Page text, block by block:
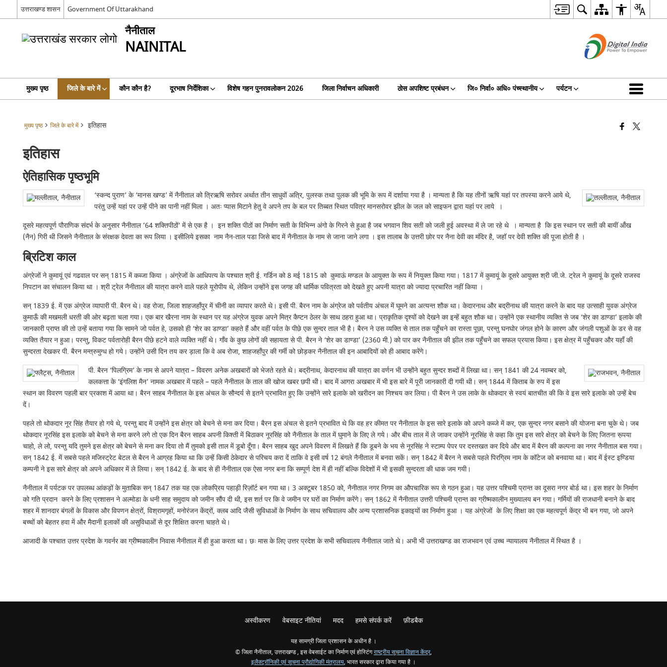
उत्तराखण्ड शासन Government Of Uttarakhand
नैनीताल
NAINITAL
मुख्य पृष्ठ जिले के बारे में कौन कौन है? दूरभाष निर्देशिका विशेष गहन पुनरावलोकन 2026 जिला निर्वाचन अधिकारी ठोस अपशिष्ट प्रबंधन जि० निर्वा० अधि० पंच्स्थानीय पर्यटन
मुख्य पृष्ठ जिले के बारे में इतिहास
इतिहास
ऐतिहासिक पृष्ठभूमि
‘स्कन्द पुराण’ के ‘मानस खण्ड’ में नैनीताल को त्रिऋषि सरोवर अर्थात तीन साधुवों अत्रि, पुलस्क तथा पुलक की भूमि के रूप में दर्शाया गया है । मान्यता है कि यह तीनों ऋषि यहां पर तपस्या करने आये थे,
परंतु उन्हें यहां पर उन्हें पीने का पानी नहीं मिला । अतः प्यास मिटाने हेतु वे अपने तप के बल पर तिब्बत स्थित पवित्र मानसरोवर झील के जल को साइफन द्वारा यहांं पर लाये ।
दूसरे महत्वपूर्ण पौराणिक संदर्भ के अनुसार नैनीताल ’64 शक्तिपीठों’ में से एक है । इन शक्ति पीठों का निर्माण सती के विभिन्न अंगो के गिरने से हुआ है जब भगवान शिव सती को जली हुई अवस्था में ले जा रहे थे । मान्यता है कि इस स्थान पर सती की बायीं ऑंंख
(नैन) गिरी थी जिसने नैनीताल के संरक्षक देवता का रूप लिया । इसीलिये इसका नाम नैन-ताल पडा जिसे बाद में नैनीताल के नाम से जाना जाने लगा । इस तालाब केे उत्तरी छोर पर नैना देवी का मंदिर है, जहॉ पर देवी शक्ति की पूजा होती है ।
ब्रिटिश काल
अंग्रेजों ने कुमायूं एवं गढवाल पर सन् 1815 में कब्जा किया । अंग्रेजों के आधिपत्य के पश्चात श्री ई. गर्डिन को 8 मई 1815 को कुमाऊं मण्डल के आयुक्त के रूप में नियुक्त किया गया। 1817 में कुमायूं के दूसरे आयुक्त श्री जी.जे. ट्रेल ने कुमायूं के दूसरे राजस्व
निपटान का संचालन किया था । श्री ट्रेल नैनीताल की यात्रा करने वाले पहले यूरोपीय थे, लेकिन उन्होंने इस जगह की धार्मिक पवित्रता को देखते हुए अपनी यात्रा को ज्यादा प्रचारित नहीं किया ।
सन् 1839 ई. में एक अंग्रेज व्यापारी पी. बैरन थे। वह रोजा, जिला शाहजहाँपुर में चीनी का व्यापार करते थे। इसी पी. बैरन नाम के अंग्रेज को पर्वतीय अंचल में घूमने का अत्यन्त शौक था। केदारनाथ और बद्रीनाथ की यात्रा करने के बाद यह उत्साही युवक अंग्रेज
कुमाऊँ की मखमली धरती की ओर बढ़ता चला गया। एक बार खैरना नाम के स्थान पर यह अंग्रेज युवक अपने मित्र कैप्टन ठेलर के साथ ठहरा हुआ था। प्राकृतिक दृश्यों को देखने का इन्हें बहुत शौक था। उन्होंने एक स्थानीय व्यक्ति से जब ‘शेर का डाण्डा’ इलाके की
जानकारी प्राप्त की तो उन्हें बताया गया कि सामने जो पर्वत हे, उसको ही ‘शेर का डाण्डा’ कहते हैं और वहीं पर्वत के पीछे एक सुन्दर ताल भी है। बैरन ने उस व्यक्ति से ताल तक पहुँचने का रास्ता पूछा, परन्तु घनघोर जंगल होने के कारण और जंगली पशुओं के डर से वह
व्यक्ति तैयार न हुआ। परन्तु, विकट पर्वतारोही बैरन पीछे हटने वाले व्यक्ति नहीं थे। गाँव के कुछ लोगों की सहायता से पी. बैरन ने ‘शेर का डाण्डा’ (2360 मी.) को पार कर नैनीताल की झील तक पहुँचने का सफल प्रयास किया। इस क्षेत्र में पहुँचकर और यहाँ की
सुन्दरता देखकर पी. बैरन मन्त्रुमुग्ध हो गये। उन्होंने उसी दिन तय कर ड़ाला कि वे अब रोजा, शाहजहाँपुर की गर्मी को छोड़कर नैनीताल की इन आबादियों को ही आबाद करेंगे।
पी. बैरन ‘पिलग्रिम’ के नाम से अपने यात्रा – विवरण अनेक अखबारों को भेजते रहते थे। बद्रीनाथ, केदारनाथ की यात्रा का वर्णन भी उन्होंने बहुत सुन्दर शब्दों में लिखा था। सन् 1841 की 24 नवम्बर को,
कलकत्ता के ‘इंगलिश मैन’ नामक अखबार में पहले – पहले नैनीताल के ताल की खोज खबर छपी थी। बाद में आगरा अखबार में भी इस बारे में पूरी जानकारी दी गयी थी। सन् 1844 में किताब के रुप में इस
स्थान का विवरण पहली बार प्रकाश में आया था। बैरन साहब नैनीताल के इस अंचल के सौन्दर्य से इतने प्रभावित हुए कि उन्होंने सारे इलाके को खरीदन का निश्चय कर लिया। पी बैरन ने उस लाके के थोकदार से स्वयं बातचीत की कि वे इस सारे इलाके को उन्हें बेच
दें।
पहले तो थोकदार नूर सिंह तैयार हो गये थे, परन्तु बाद में उन्होंने इस क्षेत्र को बेचने से मना कर दिया। बैरन इस अंचल से इतने प्रभावित थे कि वह हर कीमत पर नैनीताल के इस सारे इलाके को अपने कब्जे में कर, एक सुन्दर नगर बसाने की योजना बना चुके थे। जब
थोकदार नूरसिंह इस इलाके को बेचने से मना करने लगे तो एक दिन बैरन साहब अपनी किश्ती में बिठाकर नूरसिंह को नैनीताल के ताल में घुमाने के लिए ले गये। और बीच ताल में ले जाकर उन्होंने नूरसिंह से कहा कि तुम इस सारे क्षेत्र को बेचने के लिए जितना रू़पया
चाहो, ले लो, परन्तु यदि तुमने इस क्षेत्र को बेचने से मना कर दिया तो मैं तुमको इसी ताल में डूबो दूँगा। बैरन साहब खुद अपने विवरण में लिखते हैं कि डूबने के भय से नूरसिंह ने स्टाम्प पेपर पर दस्तखत कर दिये और बाद में बैरन की कल्पना का नगर नैनीताल बस गया।
सन् 1842 ई. में सबसे पहले मजिस्ट्रेट बेटल से बैरन ने आग्रह किया था कि उन्हें किसी ठेकेदार से परिचय करा दें ताकि वे इसी वर्ष 12 बंगले नैनीताल में बनवा सकें। सन् 1842 में बैरन ने सबसे पहले पिरग्रिम नाम के कॉटेज को बनवाया था। बाद में ईस्ट इण्डिया
कम्पनी ने इस सारे क्षेत्र को अपने अधिकार में ले लिया। सन् 1842 ई. के बाद से ही नैनीताल एक ऐसा नगर बना कि सम्पूर्ण देश में ही नहीं बल्कि विदेशों में भी इसकी सुन्दरता की धाक जम गयी।
नैनीताल में पर्यटक पर उपलब्ध आंकड़ों के मुताबिक सन् 1847 तक यह एक लोकप्रिय पहाड़ी रिज़ॉर्ट बन गया था। 3 अक्टूबर 1850 को, नैनीताल नगर निगम का औपचारिक रूप से गठन हुआ। यह उत्तर पश्चिमी प्रान्त का दूसरा नगर बोर्ड था। इस शहर के निर्माण
को गति प्रदान करने के लिए प्रशासन ने अल्मोडा के धनी साह समुदाय को जमीन सौंप दी थी, इस शर्त पर कि वे जमीन पर घरों का निर्माण करेंगे। सन् 1862 में नैनीताल उत्तरी पश्चिमी प्रान्त का ग्रीष्मकालीन मुख्यालय बन गया। गर्मियों की राजधानी बनाने के बाद
शहर में शानदार बंगलों के विकास और विपणन क्षेत्रों, विश्रामगृहों, मनोरंजन केंद्रों, क्लब आदि जैसी सुविधाओं के निर्माण के साथ सचिवालय और अन्य प्रशासनिक इकाइयों का निर्माण हुआ । यह अंग्रेजों के लिए शिक्षा का एक महत्वपूर्ण केंद्र भी बन गया, जो अपने
बच्चों को बेहतर हवा में और मैदानी इलाकों की असुविधाओं से दूर शिक्षित करना चाहते थे।
आजादी के पश्चात उत्तर प्रदेश के गवर्नर का ग्रीष्मकालीन निवास नैनीताल मेंं ही हुआ करता था। छः मास के लिए उत्तर प्रदेश के सभी सचिवालय नैनीताल जाते थे। अभी भी उत्तराखण्ड का राजभवन एवं उच्च न्यायालय नैनीताल में स्थित है ।
अस्वीकरण वेबसाइट नीतियां मदद हमसे संपर्क करें फ़ीडबैक
यह सामग्री जिला प्रशासन के अधीन है ।
© जिला नैनीताल, उत्तराखण्ड , इस वेबसाईट का निर्माण एवं होस्टिंगराष्ट्रीय सूचना विज्ञान केंद्र,
इलैक्ट्रॉनिकी एवं सूचना प्रौद्योगिकी मंत्रालय, भारत सरकार द्वारा किया गया है ।